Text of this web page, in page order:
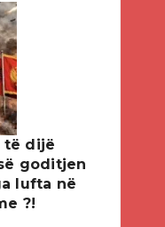
të dijë
goditjen
lufta në
?!